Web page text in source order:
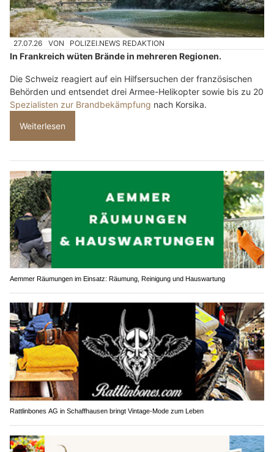
27.07.26 VON POLIZEI.NEWS REDAKTION
In Frankreich wüten Brände in mehreren Regionen.
Die Schweiz reagiert auf ein Hilfsersuchen der französischen
Behörden und entsendet drei Armee-Helikopter sowie bis zu 20
Spezialisten zur Brandbekämpfung nach Korsika.
Weiterlesen
Aemmer Räumungen im Einsatz: Räumung, Reinigung und Hauswartung
Rattlinbones AG in Schaffhausen bringt Vintage-Mode zum Leben